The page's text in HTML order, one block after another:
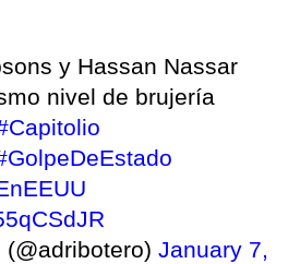
y Hassan Nassar
nivel de brujería
January 7,